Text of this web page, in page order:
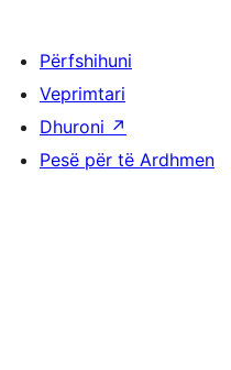
Përfshihuni
Veprimtari
Dhuroni ↗
Pesë për të Ardhmen